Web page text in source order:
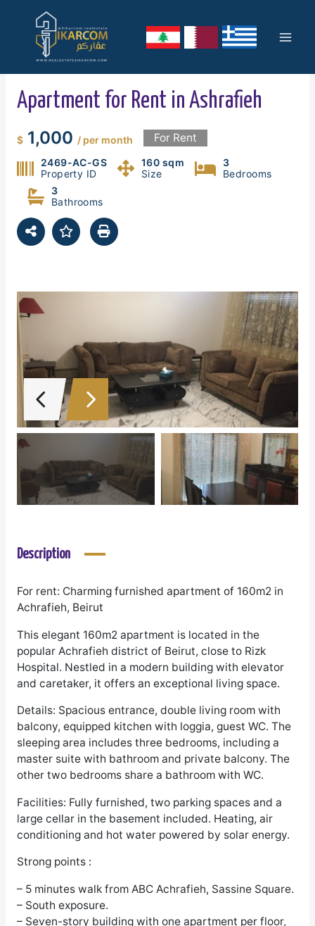
content
Apartment for Rent in Ashrafieh
$1,000 / per month For Rent
2469-AC-GS
Property ID
160 sqm
Size
3
Bedrooms
3
Bathrooms
Description
For rent: Charming furnished apartment of 160m2 in
Achrafieh, Beirut
This elegant 160m2 apartment is located in the
popular Achrafieh district of Beirut, close to Rizk
Hospital. Nestled in a modern building with elevator
and caretaker, it offers an exceptional living space.
Details: Spacious entrance, double living room with
balcony, equipped kitchen with loggia, guest WC. The
sleeping area includes three bedrooms, including a
master suite with bathroom and private balcony. The
other two bedrooms share a bathroom with WC.
Facilities: Fully furnished, two parking spaces and a
large cellar in the basement included. Heating, air
conditioning and hot water powered by solar energy.
Strong points :
– 5 minutes walk from ABC Achrafieh, Sassine Square.
– South exposure.
– Seven-story building with one apartment per floor,